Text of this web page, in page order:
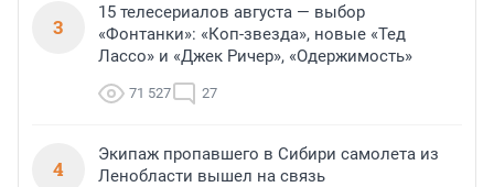
3
15 телесериалов августа — выбор
«Фонтанки»: «Коп-звезда», новые «Тед
Лассо» и «Джек Ричер», «Одержимость»
71 527 27
4
Экипаж пропавшего в Сибири самолета из
Ленобласти вышел на связь